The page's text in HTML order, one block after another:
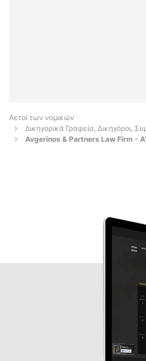
Αετοί των νομικών
Δικηγορικά Γραφεία, Δικηγόροι,
Avgerinos & Partners Law Firm -